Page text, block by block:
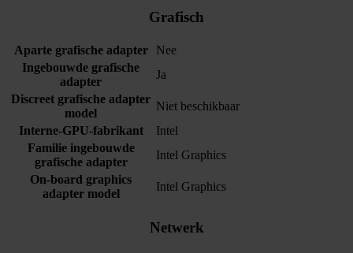
Grafisch
Aparte grafische adapter
Nee
Ingebouwde grafische
adapter
Ja
Discreet grafische adapter
model
Niet beschikbaar
Interne-GPU-fabrikant
Intel
Familie ingebouwde
grafische adapter
Intel Graphics
On-board graphics
adapter model
Intel Graphics
Netwerk